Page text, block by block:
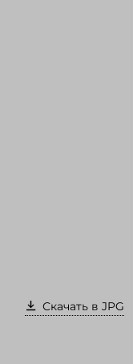
Скачать в JPG